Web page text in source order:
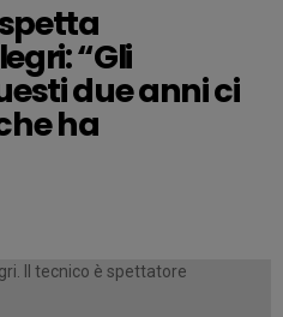
“Gli
due anni ci
ha